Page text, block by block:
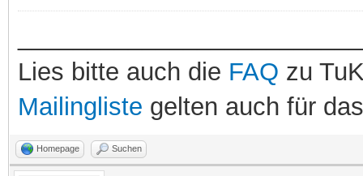
Lies bitte auch die FAQ zu
Mailingliste gelten auch für
Homepage Suchen